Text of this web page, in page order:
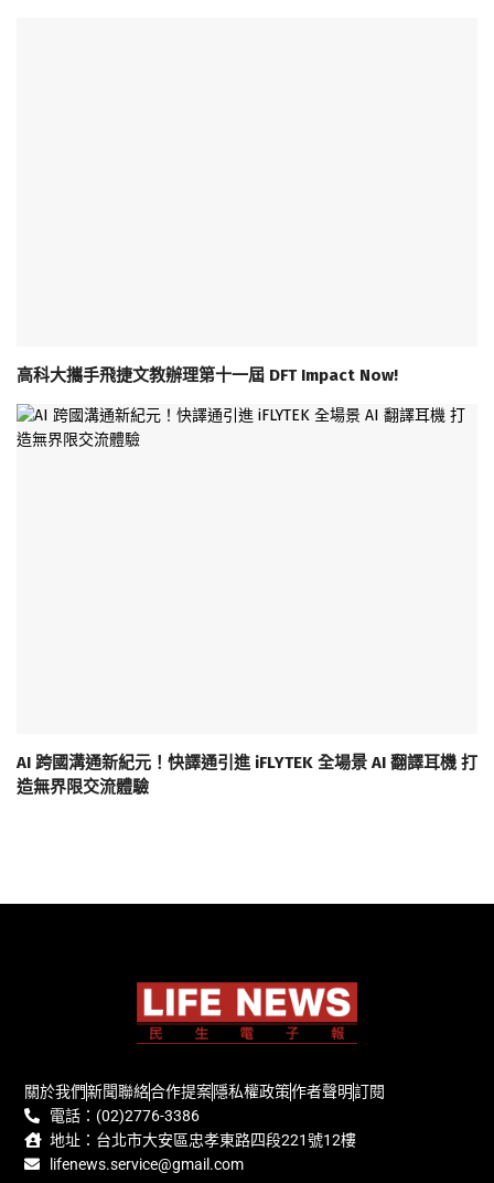
高科大攜手飛捷文教辦理第十一屆 DFT Impact Now!
AI 跨國溝通新紀元！快譯通引進 iFLYTEK 全場景 AI 翻譯耳機 打
造無界限交流體驗
關於我們新聞聯絡合作提案隱私權政策作者聲明訂閱
電話：(02)2776-3386
地址：台北市大安區忠孝東路四段221號12樓
lifenews.service@gmail.com